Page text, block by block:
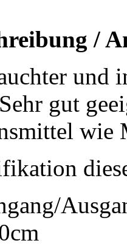
/
und
gut
wie